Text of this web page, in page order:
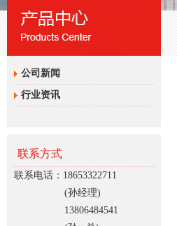
公司新闻
行业资讯
联系方式
联系电话：18653322711
(孙经理)
13806484541